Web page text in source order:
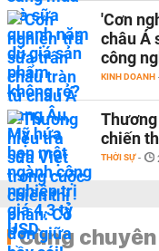
'Cơn
châu Á
công
KINH DOANH
chiến
THỜI SỰ -
Cùng